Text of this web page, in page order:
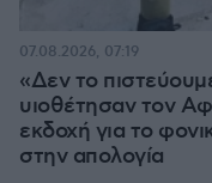
«Δεν το
υιοθέτησαν τον
εκδοχή για το
στην απολογία
07.08.2026, 07:19